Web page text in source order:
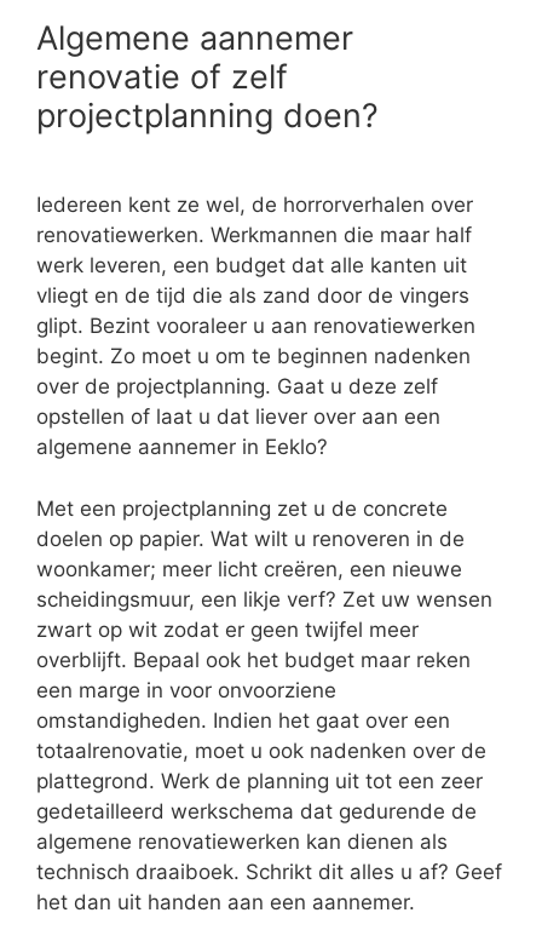
Algemene aannemer
renovatie of zelf
projectplanning doen?
Iedereen kent ze wel, de horrorverhalen over
renovatiewerken. Werkmannen die maar half
werk leveren, een budget dat alle kanten uit
vliegt en de tijd die als zand door de vingers
glipt. Bezint vooraleer u aan renovatiewerken
begint. Zo moet u om te beginnen nadenken
over de projectplanning. Gaat u deze zelf
opstellen of laat u dat liever over aan een
algemene aannemer in Eeklo?
Met een projectplanning zet u de concrete
doelen op papier. Wat wilt u renoveren in de
woonkamer; meer licht creëren, een nieuwe
scheidingsmuur, een likje verf? Zet uw wensen
zwart op wit zodat er geen twijfel meer
overblijft. Bepaal ook het budget maar reken
een marge in voor onvoorziene
omstandigheden. Indien het gaat over een
totaalrenovatie, moet u ook nadenken over de
plattegrond. Werk de planning uit tot een zeer
gedetailleerd werkschema dat gedurende de
algemene renovatiewerken kan dienen als
technisch draaiboek. Schrikt dit alles u af? Geef
het dan uit handen aan een aannemer.